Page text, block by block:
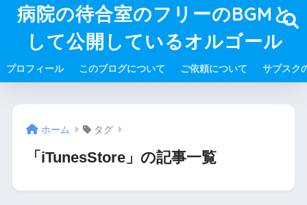
病院の待合室のフリーのBGMと
して公開しているオルゴール
プロフィール このブログについて ご依頼について サブスク
ホーム タグ
「iTunesStore」の記事一覧